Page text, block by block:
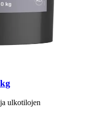
ulkotilojen